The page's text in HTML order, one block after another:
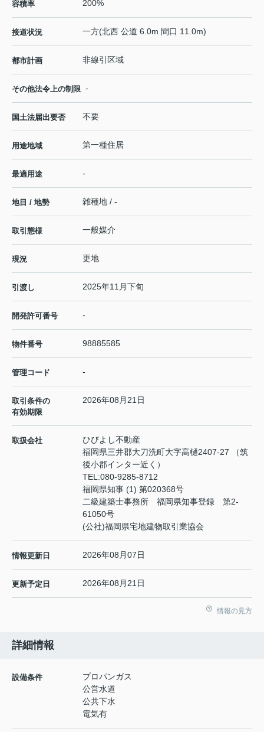
容積率 200%
接道状況 一方(北西 公道 6.0m 間口 11.0m)
都市計画 非線引区域
その他法令上の制限 -
国土法届出要否 不要
用途地域 第一種住居
最適用途 -
地目 / 地勢 雑種地 / -
取引態様 一般媒介
現況 更地
引渡し 2025年11月下旬
開発許可番号 -
物件番号 98885585
管理コード -
取引条件の
有効期限
2026年08月21日
取扱会社
ひびよし不動産
福岡県三井郡大刀洗町大字高樋2407-27 （筑
後小郡インター近く）
TEL:080-9285-8712
福岡県知事 (1) 第020368号
二級建築士事務所 福岡県知事登録 第2-
61050号
(公社)福岡県宅地建物取引業協会
情報更新日 2026年08月07日
更新予定日 2026年08月21日
情報の見方
詳細情報
設備条件
プロパンガス
公営水道
公共下水
電気有